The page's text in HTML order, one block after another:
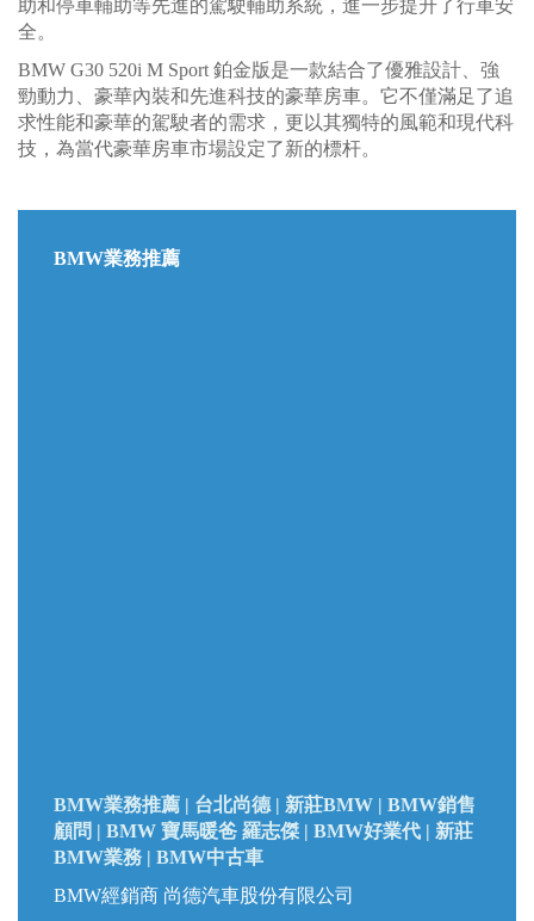
助和停車輔助等先進的駕駛輔助系統，進一步提升了行車安
全。
BMW G30 520i M Sport 鉑金版是一款結合了優雅設計、強
勁動力、豪華內裝和先進科技的豪華房車。它不僅滿足了追
求性能和豪華的駕駛者的需求，更以其獨特的風範和現代科
技，為當代豪華房車市場設定了新的標杆。
BMW業務推薦
BMW業務推薦 | 台北尚德 | 新莊BMW | BMW銷售
顧問 | BMW 寶馬暖爸 羅志傑 | BMW好業代 | 新莊
BMW業務 | BMW中古車
BMW經銷商 尚德汽車股份有限公司